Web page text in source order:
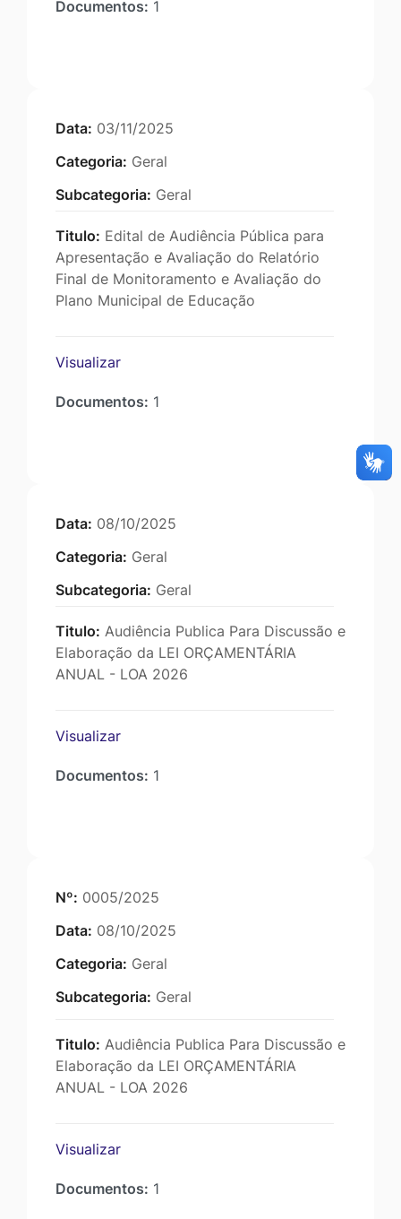
Documentos: 1
Data: 03/11/2025
Categoria: Geral
Subcategoria: Geral
Titulo: Edital de Audiência Pública para
Apresentação e Avaliação do Relatório
Final de Monitoramento e Avaliação do
Plano Municipal de Educação
Visualizar
Documentos: 1
Data: 08/10/2025
Categoria: Geral
Subcategoria: Geral
Titulo: Audiência Publica Para Discussão e
Elaboração da LEI ORÇAMENTÁRIA
ANUAL - LOA 2026
Visualizar
Documentos: 1
Nº: 0005/2025
Data: 08/10/2025
Categoria: Geral
Subcategoria: Geral
Titulo: Audiência Publica Para Discussão e
Elaboração da LEI ORÇAMENTÁRIA
ANUAL - LOA 2026
Visualizar
Documentos: 1